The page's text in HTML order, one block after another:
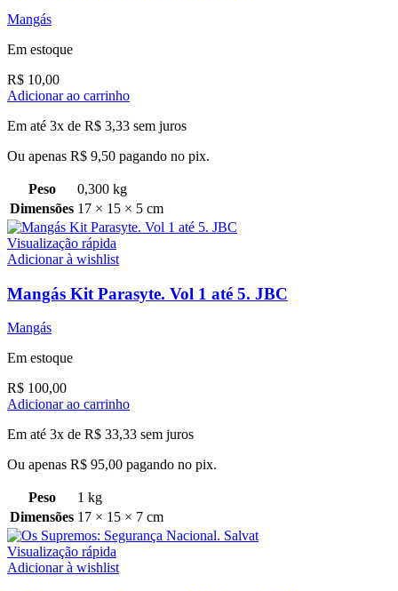
Mangás
Em estoque
R$ 10,00
Adicionar ao carrinho
Em até 3x de R$ 3,33 sem juros
Ou apenas R$ 9,50 pagando no pix.
Peso
0,300 kg
Dimensões 17 × 15 × 5 cm
Visualização rápida
Adicionar à wishlist
Mangás Kit Parasyte. Vol 1 até 5. JBC
Mangás
Em estoque
R$ 100,00
Adicionar ao carrinho
Em até 3x de R$ 33,33 sem juros
Ou apenas R$ 95,00 pagando no pix.
Peso
1 kg
Dimensões 17 × 15 × 7 cm
Visualização rápida
Adicionar à wishlist